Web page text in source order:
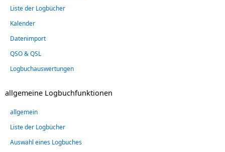
Liste der Logbücher
Kalender
Datenimport
QSO & QSL
Logbuchauswertungen
allgemeine Logbuchfunktionen
allgemein
Liste der Logbücher
Auswahl eines Logbuches